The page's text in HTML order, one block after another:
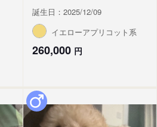
誕生日：2025/12/09
イエローアプリコット系
260,000 円